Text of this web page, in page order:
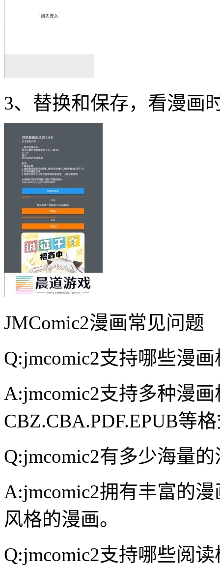
3、替换和保存，看漫画
JMComic2漫画常见问题
Q:jmcomic2支持哪些漫画
A:jmcomic2支持多种漫
CBZ.CBA.PDF.EPUB等
Q:jmcomic2有多少海量
A:jmcomic2拥有丰富的
风格的漫画。
Q:jmcomic2支持哪些阅读